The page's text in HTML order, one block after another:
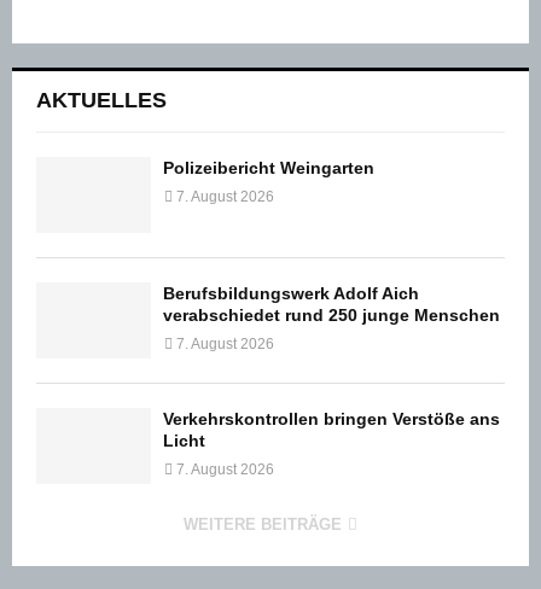
AKTUELLES
Polizeibericht Weingarten
7. August 2026
Berufsbildungswerk Adolf Aich
verabschiedet rund 250 junge Menschen
7. August 2026
Verkehrskontrollen bringen Verstöße ans
Licht
7. August 2026
WEITERE BEITRÄGE